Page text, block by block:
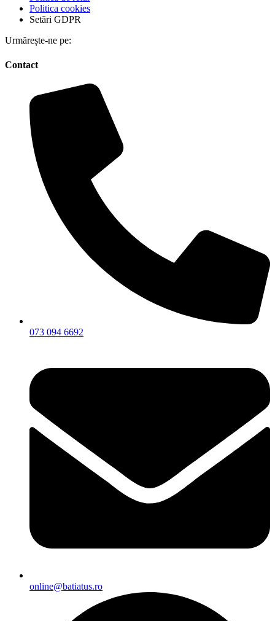
Politica cookies
Setări GDPR
Urmărește-ne pe:
Contact
073 094 6692
online@batiatus.ro